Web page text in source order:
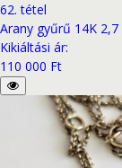
62. tétel
Arany gyűrű 14K
Kikiáltási ár:
110 000 Ft